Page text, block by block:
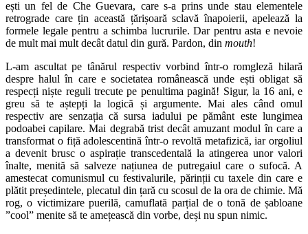
ești un fel de Che Guevara, care s-a prins unde stau elementele
retrograde care țin această țărișoară sclavă înapoierii, apelează la
formele legale pentru a schimba lucrurile. Dar pentru asta e nevoie
de mult mai mult decât datul din gură. Pardon, din mouth!
L-am ascultat pe tânărul respectiv vorbind într-o romgleză hilară
despre halul în care e societatea românească unde ești obligat să
respecți niște reguli trecute pe penultima pagină! Sigur, la 16 ani, e
greu să te aștepți la logică și argumente. Mai ales când omul
respectiv are senzația că sursa iadului pe pământ este lungimea
podoabei capilare. Mai degrabă trist decât amuzant modul în care a
transformat o fiță adolescentină într-o revoltă metafizică, iar orgoliul
a devenit brusc o aspirație transcedentală la atingerea unor valori
înalte, menită să salveze națiunea de putregaiul care o sufocă. A
amestecat comunismul cu festivalurile, părinții cu taxele din care e
plătit președintele, plecatul din țară cu scosul de la ora de chimie. Mă
rog, o victimizare puerilă, camuflată parțial de o tonă de șabloane
”cool” menite să te amețească din vorbe, deși nu spun nimic.